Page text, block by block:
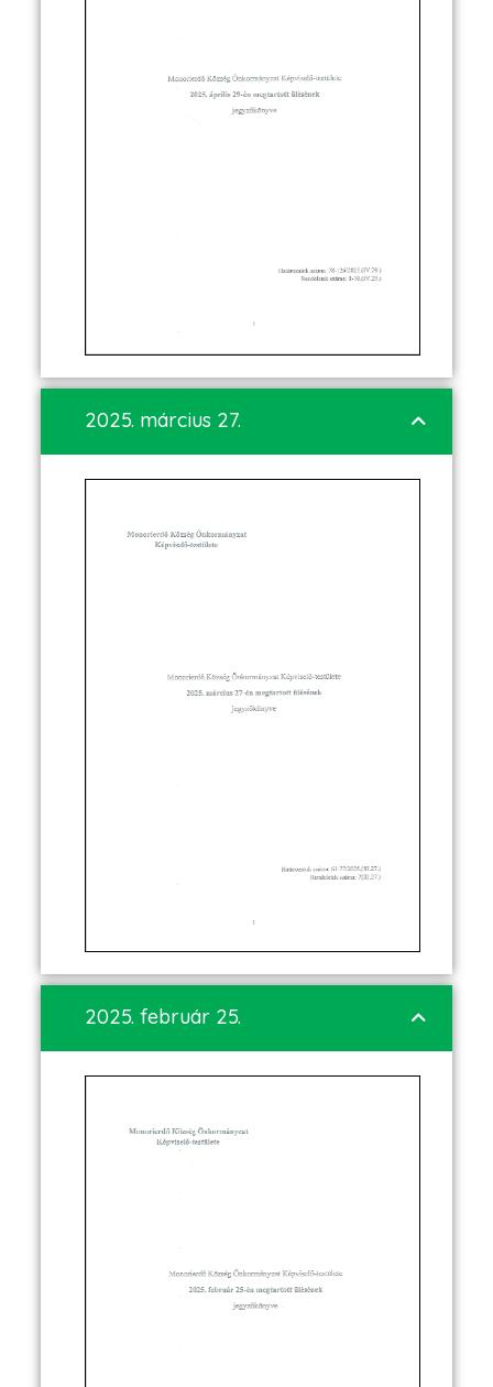
2025. március 27.
2025. február 25.